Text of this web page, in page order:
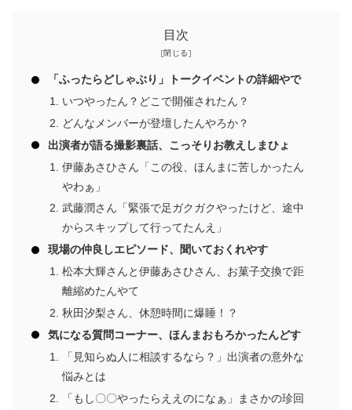
目次
「ふったらどしゃぶり」トークイベントの詳細やで
いつやったん？どこで開催されたん？
どんなメンバーが登壇したんやろか？
出演者が語る撮影裏話、こっそりお教えしまひょ
伊藤あさひさん「この役、ほんまに苦しかったん
やわぁ」
武藤潤さん「緊張で足ガクガクやったけど、途中
からスキップして行ってたんえ」
現場の仲良しエピソード、聞いておくれやす
松本大輝さんと伊藤あさひさん、お菓子交換で距
離縮めたんやて
秋田汐梨さん、休憩時間に爆睡！？
気になる質問コーナー、ほんまおもろかったんどす
「見知らぬ人に相談するなら？」出演者の意外な
悩みとは
「もし〇〇やったらええのになぁ」まさかの珍回